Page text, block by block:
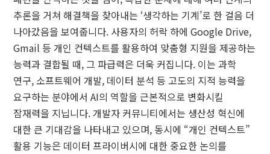
추론을 거쳐 해결책을 찾아내는 ‘생각하는 기계’로 한 걸음 더
나아갔음을 보여줍니다. 사용자의 허락 하에 Google Drive,
Gmail 등 개인 컨텍스트를 활용하여 맞춤형 지원을 제공하는
능력과 결합될 때, 그 파급력은 더욱 커집니다. 이는 과학
연구, 소프트웨어 개발, 데이터 분석 등 고도의 지적 능력을
요구하는 분야에서 AI의 역할을 근본적으로 변화시킬
잠재력을 지닙니다. 개발자 커뮤니티에서는 생산성 혁신에
대한 큰 기대감을 나타내고 있으며, 동시에 “개인 컨텍스트”
활용 기능은 데이터 프라이버시에 대한 중요한 논의를